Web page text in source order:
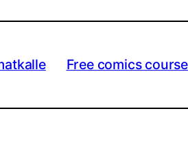
Free comics